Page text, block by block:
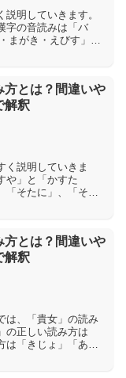
明していきます。
字の音読みは「バ
まがき・えびす」で
方とは？間違いや
解釈
く説明していきま
や」と「かすた
「そたに」、「そ
方とは？間違いや
解釈
は、「貴女」の読み
の正しい読み方は
は「きじょ」「あな